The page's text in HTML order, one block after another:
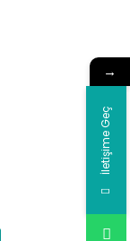
→
İletişime Geç